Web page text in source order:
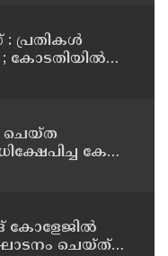
പ്രതികൾ
; കോടതിയിൽ
ചെയ്ത
കേസ്
കോളേജിൽ
ചെയ്ത്